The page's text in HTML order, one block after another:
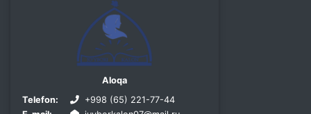
Aloqa
Telefon:
+998 (65) 221-77-44